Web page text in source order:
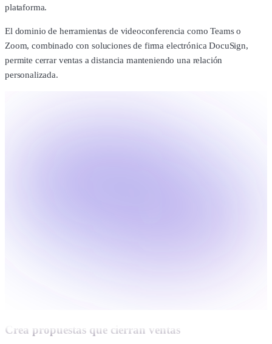
plataforma.
El dominio de herramientas de videoconferencia como Teams o
Zoom, combinado con soluciones de firma electrónica DocuSign,
permite cerrar ventas a distancia manteniendo una relación
personalizada.
Crea propuestas que cierran ventas